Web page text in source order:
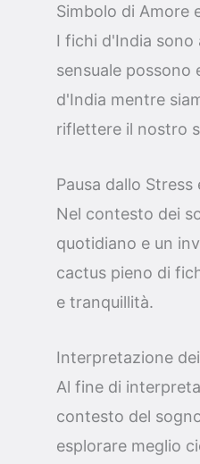
Simbolo di Amore
I fichi d'India sono
sensuale
d'India mentre
riflettere il nostro
Pausa dallo
Nel contesto dei
quotidiano e un
cactus pieno di
e tranquillità.
Interpretazione
Al fine di
contesto del
esplorare meglio